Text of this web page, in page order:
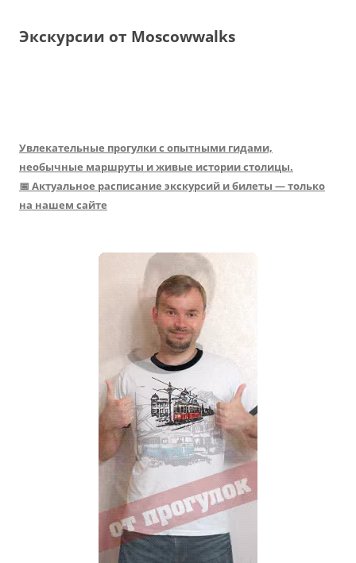
Экскурсии от Moscowwalks
Увлекательные прогулки с опытными гидами,
необычные маршруты и живые истории столицы.
📅 Актуальное расписание экскурсий и билеты — только
на нашем сайте